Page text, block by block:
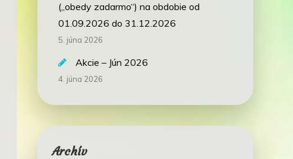
(„obedy zadarmo“) na obdobie od
01.09.2026 do 31.12.2026
5. júna 2026
Akcie – Jún 2026
4. júna 2026
Archív